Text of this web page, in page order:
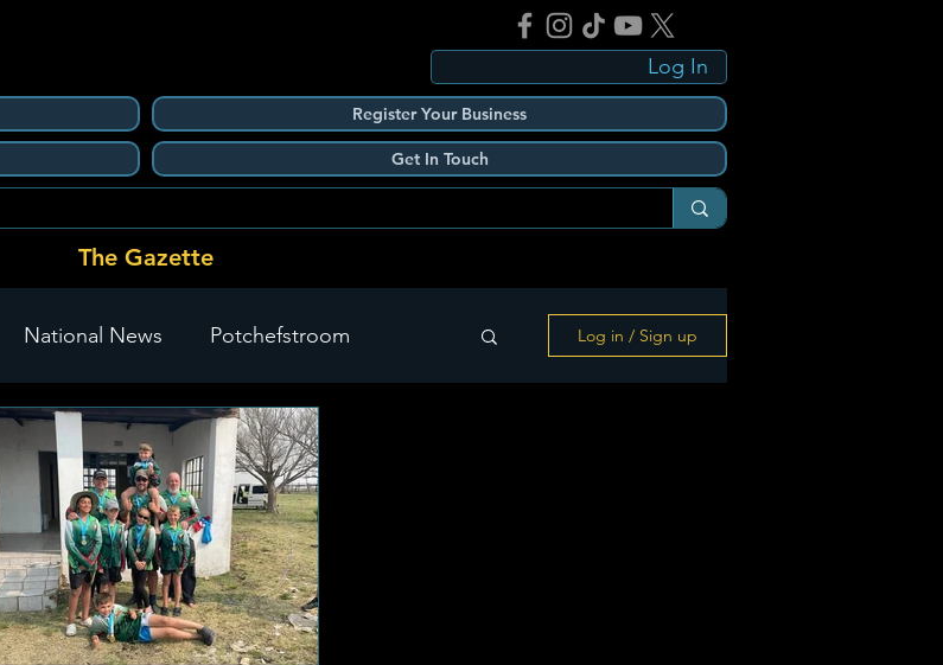
Log In
Register Your Business
Get In Touch
The Gazette
National News Potchefstroom
The Go-To Guy Updates
Log in / Sign up